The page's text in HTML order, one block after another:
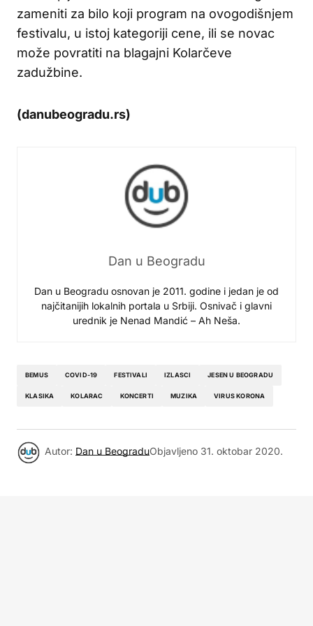
zameniti za bilo koji program na ovogodišnjem
festivalu, u istoj kategoriji cene, ili se novac
može povratiti na blagajni Kolarčeve
zadužbine.
(danubeogradu.rs)
Dan u Beogradu
Dan u Beogradu osnovan je 2011. godine i jedan je od
najčitanijih lokalnih portala u Srbiji. Osnivač i glavni
urednik je Nenad Mandić – Ah Neša.
BEMUS COVID-19 FESTIVALI IZLASCI JESEN U BEOGRADU
KLASIKA KOLARAC KONCERTI MUZIKA VIRUS KORONA
Autor: Dan u BeograduObjavljeno 31. oktobar 2020.